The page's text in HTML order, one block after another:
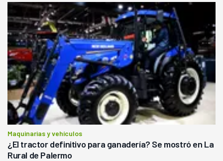
Maquinarias y vehículos
¿El tractor definitivo para ganadería? Se mostró en La
Rural de Palermo